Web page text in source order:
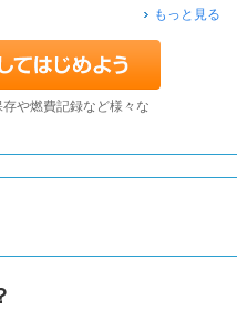
もっと見る
や燃費記録など様々な